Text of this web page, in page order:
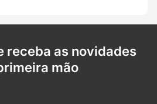
receba as novidades
mão